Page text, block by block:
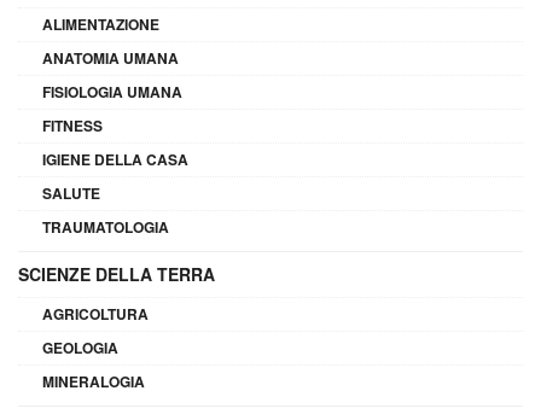
ALIMENTAZIONE
ANATOMIA UMANA
FISIOLOGIA UMANA
FITNESS
IGIENE DELLA CASA
SALUTE
TRAUMATOLOGIA
SCIENZE DELLA TERRA
AGRICOLTURA
GEOLOGIA
MINERALOGIA